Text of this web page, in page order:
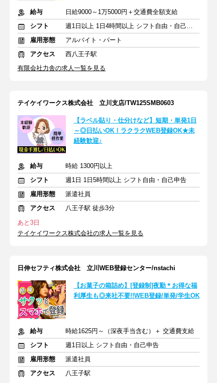
給与
日給9000～1万5000円＋交通費全額支給
シフト
週1日以上 1日4時間以上 シフト自由・自己申告
雇用形態
アルバイト・パート
アクセス
西八王子駅
有限会社力舎の求人一覧を見る
テイケイワークス株式会社 立川支店/TW125SMB0603
【ラベル貼り・仕分けなど】短期・単発1日
～◎日払いOK！ラクラクWEB登録OK★未
経験歓迎♪
給与
時給 1300円以上
シフト
週1日 1日5時間以上 シフト自由・自己申告
雇用形態
派遣社員
アクセス
八王子駅 徒歩3分
あと3日
テイケイワークス株式会社の求人一覧を見る
日伸セフティ株式会社 立川WEB登録センター/nstachi
【お菓子の箱詰め】[登録制]夜勤＊お得な福
利厚生も◎来社不要!!WEB登録/単発/学生OK
給与
時給1625円～（深夜手当含む）＋ 交通費支給
シフト
週1日以上 シフト自由・自己申告
雇用形態
派遣社員
アクセス
八王子駅